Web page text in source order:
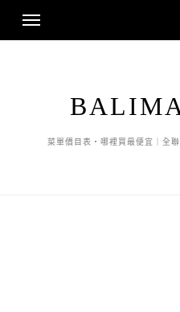
菜單價目表・哪裡買最便宜｜全